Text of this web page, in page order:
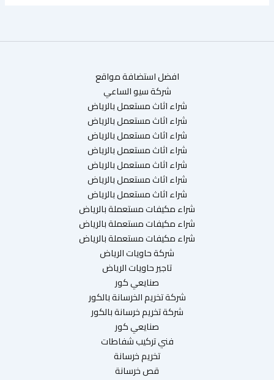
افضل استضافة مواقع
شركة سيو الساعي
شراء اثاث مستعمل بالرياض
شراء اثاث مستعمل بالرياض
شراء اثاث مستعمل بالرياض
شراء اثاث مستعمل بالرياض
شراء اثاث مستعمل بالرياض
شراء اثاث مستعمل بالرياض
شراء اثاث مستعمل بالرياض
شراء مكيفات مستعملة بالرياض
شراء مكيفات مستعملة بالرياض
شراء مكيفات مستعملة بالرياض
شركة حاويات الرياض
تاجير حاويات الرياض
صنايعي كور
شركة تخريم الخرسانة بالكور
شركة تخريم خرسانة بالكور
صنايعي كور
فني تركيب شفاطات
تخريم خرسانة
قص خرسانة